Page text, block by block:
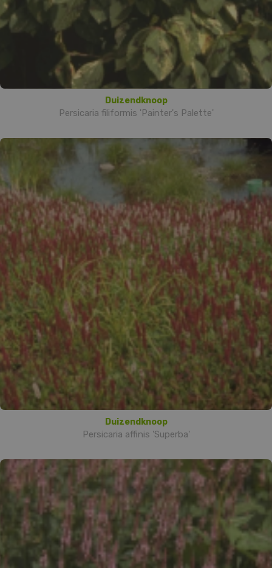
Duizendknoop
Persicaria filiformis 'Painter's Palette'
Duizendknoop
Persicaria affinis 'Superba'